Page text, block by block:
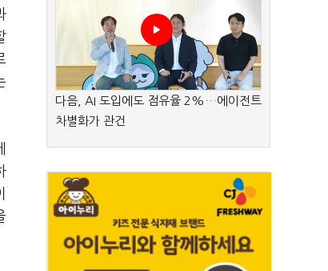
다음, AI 도입에도 점유율 2%…에이전트
차별화가 관건